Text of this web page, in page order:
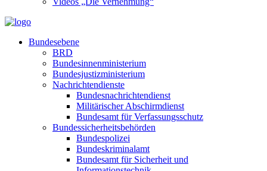
Bundesebene
BRD
Bundesinnenministerium
Bundesjustizministerium
Nachrichtendienste
Bundesnachrichtendienst
Militärischer Abschirmdienst
Bundesamt für Verfassungsschutz
Bundessicherheitsbehörden
Bundespolizei
Bundeskriminalamt
Bundesamt für Sicherheit und